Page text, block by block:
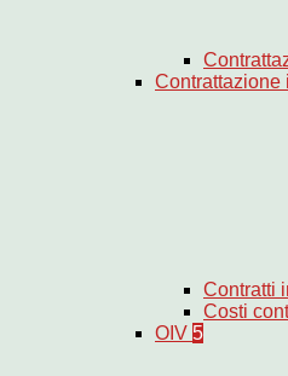
Contrattazione
Contratti
Costi
OIV 5